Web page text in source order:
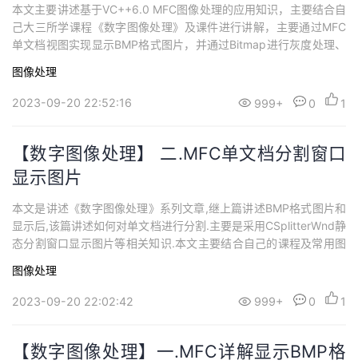
本文主要讲述基于VC++6.0 MFC图像处理的应用知识，主要结合自
己大三所学课程《数字图像处理》及课件进行讲解，主要通过MFC
单文档视图实现显示BMP格式图片，并通过Bitmap进行灰度处理、
图像处理
2023-09-20 22:52:16 999+ 0 1
【数字图像处理】 二.MFC单文档分割窗口
显示图片
本文是讲述《数字图像处理》系列文章,继上篇讲述BMP格式图片和
显示后,该篇讲述如何对单文档进行分割.主要是采用CSplitterWnd静
态分割窗口显示图片等相关知识.本文主要结合自己的课程及常用图
图像处理
2023-09-20 22:02:42 999+ 0 1
【数字图像处理】一.MFC详解显示BMP格